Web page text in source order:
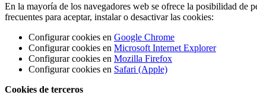
En la mayoría de los navegadores web se ofrece la posibilidad de
frecuentes para aceptar, instalar o desactivar las cookies:
Configurar cookies en Google Chrome
Configurar cookies en Microsoft Internet Explorer
Configurar cookies en Mozilla Firefox
Configurar cookies en Safari (Apple)
Cookies de terceros